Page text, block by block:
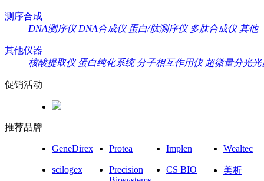
测序合成
DNA测序仪 DNA合成仪 蛋白/肽测序仪 多肽合成仪 其他
其他仪器
核酸提取仪 蛋白纯化系统 分子相互作用仪 超微量分光光
促销活动
推荐品牌
GeneDirex Protea Implen Wealtec
scilogex
Precision
CS BIO 美析